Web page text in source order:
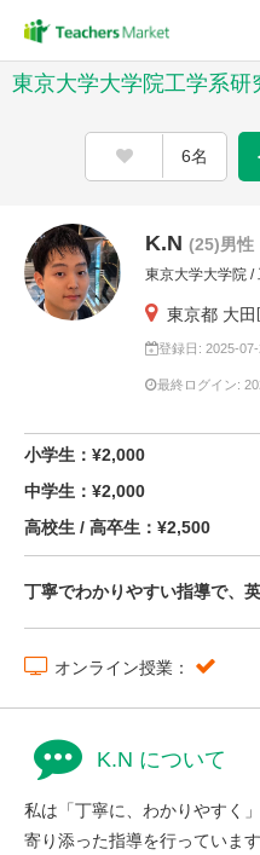
東京大学大学院工学系研
6名
K.N (25)男性
東京大学大学院 /
東京都 大田
登録日: 2025-
最終ログイン:
小学生：¥2,000
中学生：¥2,000
高校生 / 高卒生：¥2,500
丁寧でわかりやすい指導で、
オンライン授業：
K.N について
私は「丁寧に、わかりやすく
寄り添った指導を行っています